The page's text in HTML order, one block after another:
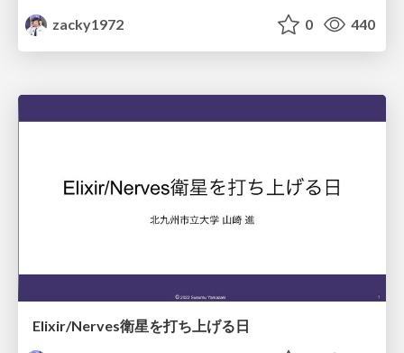
zacky1972
0 440
Elixir/Nerves衛星を打ち上げる日